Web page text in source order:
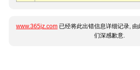
www.365jz.com 已经将此出错信息详细记录,
们深感歉意.